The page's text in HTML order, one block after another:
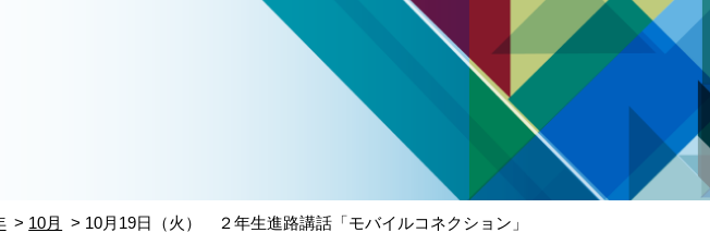
10月 10月19日（火） ２年生進路講話「モバイルコネクション」